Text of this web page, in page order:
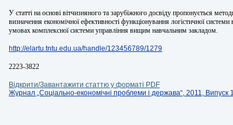
У статті на основі вітчизняного та зарубіжного досвіду пропонується
визначення економічної ефективності функціонування логістичної системи
умовах комплексної системи управління вищим навчальним закладом.
http://elartu.tntu.edu.ua/handle/123456789/1279
2223-3822
Відкрити/Завантажити статтю у форматі PDF
Журнал „Соціально-економічні проблеми і держава“, 2011, Випуск